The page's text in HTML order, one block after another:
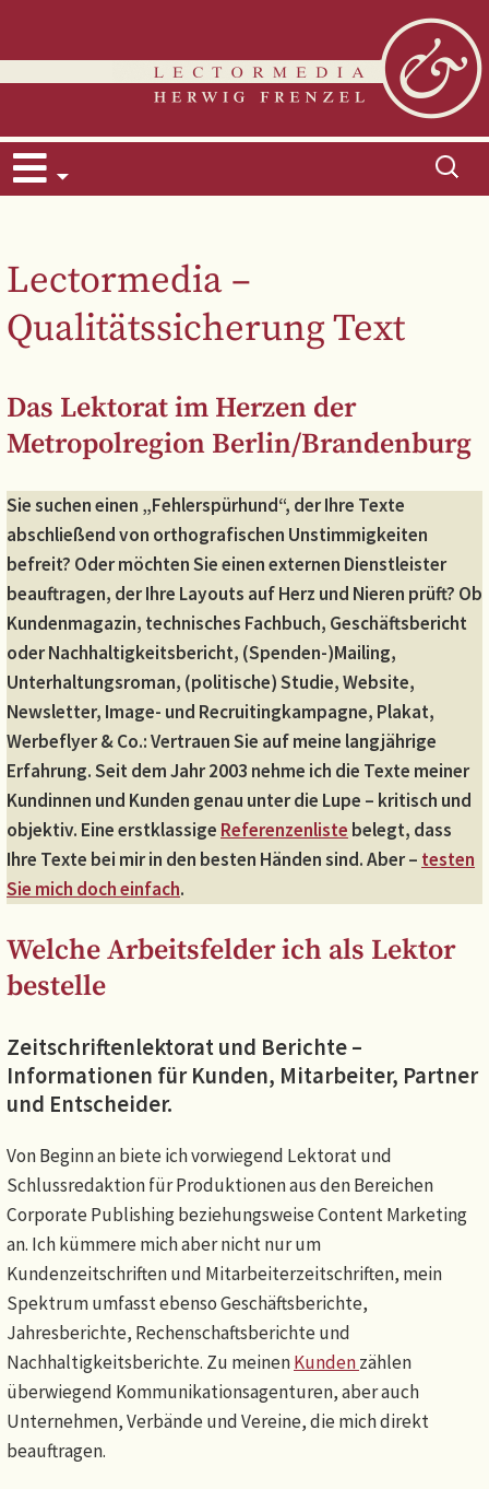
Suchen
nach:
Lectormedia –
Qualitätssicherung Text
Das Lektorat im Herzen der
Metropolregion Berlin/Brandenburg
Sie suchen einen „Fehlerspürhund“, der Ihre Texte
abschließend von orthografischen Unstimmigkeiten
befreit? Oder möchten Sie einen externen Dienstleister
beauftragen, der Ihre Layouts auf Herz und Nieren prüft? Ob
Kundenmagazin, technisches Fachbuch, Geschäftsbericht
oder Nachhaltigkeitsbericht, (Spenden-)Mailing,
Unterhaltungsroman, (politische) Studie, Website,
Newsletter, Image- und Recruitingkampagne, Plakat,
Werbeflyer & Co.: Vertrauen Sie auf meine langjährige
Erfahrung.Seit dem Jahr 2003 nehme ich die Texte meiner
Kundinnen und Kunden genau unter die Lupe – kritisch und
objektiv. Eine erstklassige Referenzenliste belegt, dass
Ihre Texte bei mir in den besten Händen sind. Aber – testen
Sie mich doch einfach.
Welche Arbeitsfelder ich als Lektor
bestelle
Zeitschriftenlektorat und Berichte –
Informationen für Kunden, Mitarbeiter, Partner
und Entscheider.
Von Beginn an biete ich vorwiegend Lektorat und
Schlussredaktion für Produktionen aus den Bereichen
Corporate Publishing beziehungsweise Content Marketing
an. Ich kümmere mich aber nicht nur um
Kundenzeitschriften und Mitarbeiterzeitschriften, mein
Spektrum umfasst ebenso Geschäftsberichte,
Jahresberichte, Rechenschaftsberichte und
Nachhaltigkeitsberichte. Zu meinenKundenzählen
überwiegend Kommunikationsagenturen, aber auch
Unternehmen, Verbände und Vereine, die mich direkt
beauftragen.